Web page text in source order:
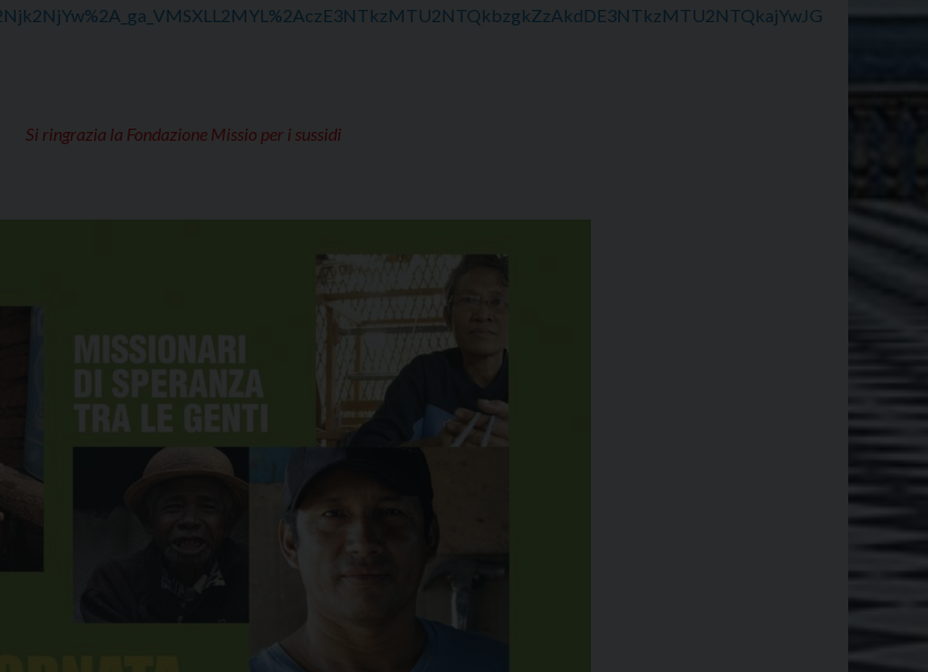
Si ringrazia la Fondazione Missio per i sussidi